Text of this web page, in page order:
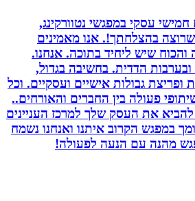
עסקי במפגשי נטוורקינג,
בהצלחתך!. אנו מאמינים
שיש ליחיד בתוכה. אנחנו.
הדדית. בחשיבה בגדול,
גבולות אישיים ועסקיים. וכל
פעולה בין החברים והאורחים..
את העסק שלך למרכז העניינים
הקרוב איתנו ואנחנו נשמח
עם הנעה לפעולה!